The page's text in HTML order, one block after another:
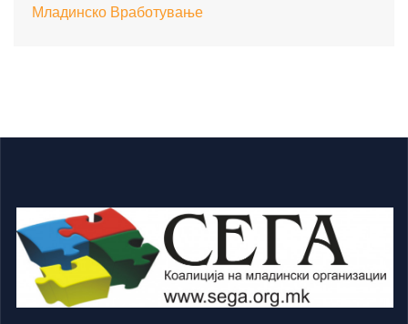
Младинско Вработување